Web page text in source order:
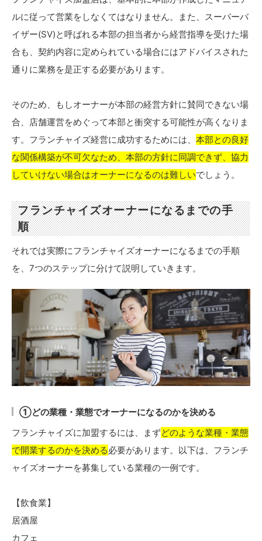
ルに従って営業をしなくてはなりません。また、スーパーバ
イザー(SV)と呼ばれる本部の担当者から経営指導を受けた場
合も、契約内容に定められている場合にはアドバイスされた
通りに業務を是正する必要があります。
そのため、もしオーナーが本部の経営方針に賛同できない場
合、店舗運営をめぐって本部と衝突する可能性が高くなりま
す。フランチャイズ経営に成功するためには、 本部との良好
な関係構築が不可欠なため、本部の方針に同調できず、協力
していけない場合はオーナーになるのは難しいでしょう。
フランチャイズオーナーになるまでの手
順
それでは実際にフランチャイズオーナーになるまでの手順
を、7つのステップに分けて説明していきます。
①どの業種・業態でオーナーになるのかを決める
フランチャイズに加盟するには、まずどのような業種・業態
で開業するのかを決める必要があります。以下は、フランチ
ャイズオーナーを募集している業種の一例です。
【飲食業】
居酒屋
カフェ